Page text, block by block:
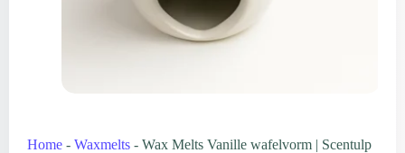
Home - Waxmelts - Wax Melts Vanille wafelvorm | Scentulp